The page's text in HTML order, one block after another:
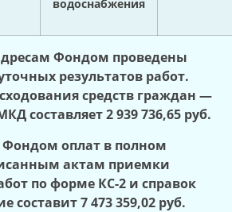
водоснабжения
Фондом проведены
результатов работ.
средств граждан —
составляет2 939 736,65 руб.
оплат в полном
актам приемки
по форме КС-2 и справок
составит 7 473 359,02 руб.